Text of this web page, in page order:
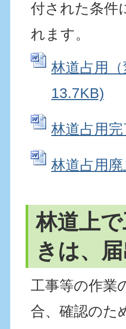
付された条件
れます。
林道占用
13.7KB)
林道占用
林道占用
林道上
きは、
工事等の作業
合、確認のた